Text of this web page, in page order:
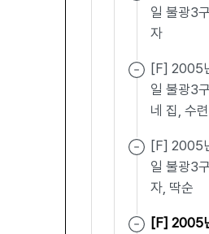
일 불광3
자
[F] 2005
일 불광3
네 집, 수
[F] 2005
일 불광3
자, 딱순
[F] 2005